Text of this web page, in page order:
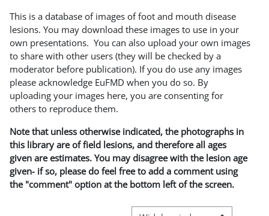
This is a database of images of foot and mouth disease
lesions. You may download these images to use in your
own presentations. You can also upload your own images
to share with other users (they will be checked by a
moderator before publication). If you do use any images
please acknowledge EuFMD when you do so. By
uploading your images here, you are consenting for
others to reproduce them.
Note that unless otherwise indicated, the photographs in
this library are of field lesions, and therefore all ages
given are estimates. You may disagree with the lesion age
given- if so, please do feel free to add a comment using
the "comment" option at the bottom left of the screen.